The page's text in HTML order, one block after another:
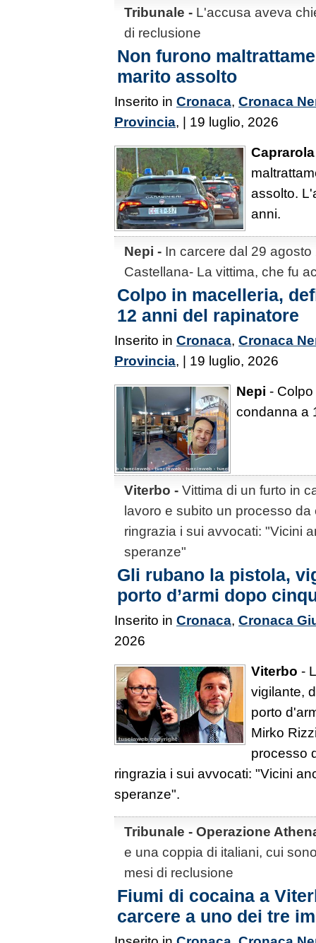
Tribunale - L'accusa aveva
di reclusione
Non furono
marito assolto
Inserito in Cronaca, Cronaca
Provincia, | 19 luglio, 2026
Caprarola
assolto.
anni.
Nepi - In carcere dal 29
Castellana- La vittima, che fu
Colpo in macelleria,
12 anni del rapinatore
Inserito in Cronaca, Cronaca
Provincia, | 19 luglio, 2026
Nepi -
condanna a
Viterbo - Vittima di un furto in
lavoro e subito un processo
ringrazia i sui avvocati: "Vicini
speranze"
Gli rubano la pistola,
porto d’armi dopo
Inserito in Cronaca, Cronaca
2026
Viterbo -
vigilante,
porto
Mirko
processo
ringrazia i sui avvocati: "Vicini
speranze".
Tribunale - Operazione
e una coppia di italiani, cui
mesi di reclusione
Fiumi di cocaina a
carcere a uno dei tre